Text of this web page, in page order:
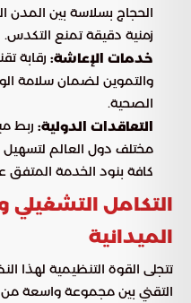
الحجاج بسلاسة بين
زمنية دقيقة تمنع التكدس.
خدمات الإعاشة: رقابة
والتموين لضمان سلامة
الصحية.
التعاقدات الدولية: ربط
مختلف دول العالم لتسهيل
كافة بنود الخدمة المتفق
التكامل التشغيلي
الميدانية
تتجلى القوة التنظيمية لهذا
التقني بين مجموعة واسعة